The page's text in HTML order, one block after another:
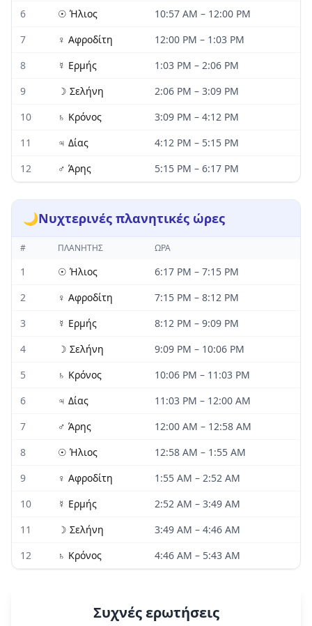
6
☉ Ήλιος 10:57 AM – 12:00 PM
7
♀ Αφροδίτη 12:00 PM – 1:03 PM
8
☿ Ερμής 1:03 PM – 2:06 PM
9
☽ Σελήνη 2:06 PM – 3:09 PM
10
♄ Κρόνος 3:09 PM – 4:12 PM
11
♃ Δίας 4:12 PM – 5:15 PM
12
♂ Άρης 5:15 PM – 6:17 PM
🌙Νυχτερινές πλανητικές ώρες
# ΠΛΑΝΉΤΗΣ ΏΡΑ
1 ☉ Ήλιος 6:17 PM – 7:15 PM
2
♀ Αφροδίτη 7:15 PM – 8:12 PM
3
☿ Ερμής 8:12 PM – 9:09 PM
4
☽ Σελήνη 9:09 PM – 10:06 PM
5
♄ Κρόνος 10:06 PM – 11:03 PM
6
♃ Δίας 11:03 PM – 12:00 AM
7
♂ Άρης 12:00 AM – 12:58 AM
8
☉ Ήλιος 12:58 AM – 1:55 AM
9
♀ Αφροδίτη 1:55 AM – 2:52 AM
10
☿ Ερμής 2:52 AM – 3:49 AM
11
☽ Σελήνη 3:49 AM – 4:46 AM
12
♄ Κρόνος 4:46 AM – 5:43 AM
Συχνές ερωτήσεις